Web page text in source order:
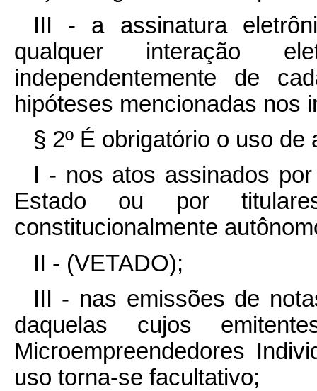
III - a assinatura
qualquer interação
independentemente de
hipóteses mencionadas nos
§ 2º É obrigatório o uso
I - nos atos assinados
Estado ou por
constitucionalmente
II - (VETADO);
III - nas emissões de
daquelas cujos
Microempreendedores
uso torna-se facultativo;